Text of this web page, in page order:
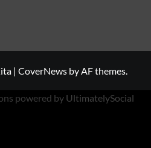
| CoverNews by AF themes.
powered by UltimatelySocial